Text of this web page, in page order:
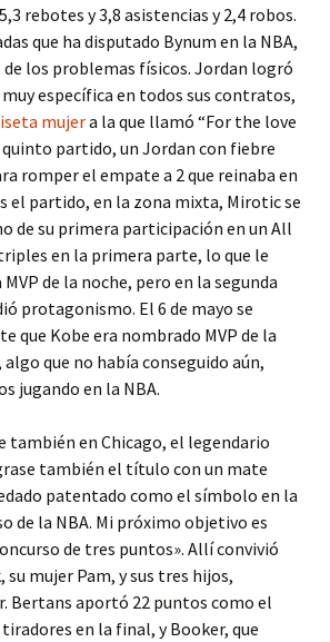
rebotes y 3,8 asistencias y 2,4 robos.
que ha disputado Bynum en la NBA,
los problemas físicos. Jordan logró
específica en todos sus contratos,
mujera la que llamó “For the love
quinto partido, un Jordan con fiebre
romper el empate a 2 que reinaba en
el partido, en la zona mixta, Mirotic se
de su primera participación en un All
en la primera parte, lo que le
de la noche, pero en la segunda
protagonismo. El 6 de mayo se
que Kobe era nombrado MVP de la
que no había conseguido aún,
jugando en la NBA.
también en Chicago, el legendario
también el título con un mate
patentado como el símbolo en la
de la NBA. Mi próximo objetivo es
de tres puntos». Allí convivió
mujer Pam, y sus tres hijos,
Bertans aportó 22 puntos como el
en la final, y Booker, que